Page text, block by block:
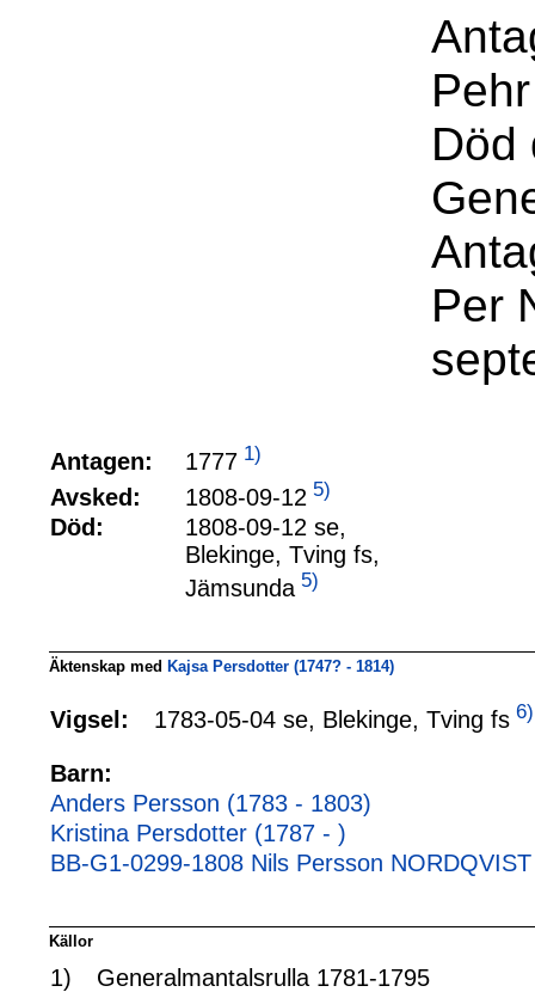
Död
Per
Antagen: 1777 1)
Avsked: 1808-09-12 5)
Död:
1808-09-12 se,
Blekinge, Tving fs,
Jämsunda 5)
Äktenskap med Kajsa Persdotter (1747? - 1814)
Vigsel: 1783-05-04 se, Blekinge, Tving fs 6)
Barn:
Anders Persson (1783 - 1803)
Kristina Persdotter (1787 - )
BB-G1-0299-1808 Nils Persson
Källor
1) Generalmantalsrulla 1781-1795